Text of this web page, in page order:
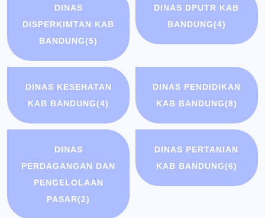
DINAS
DISPERKIMTAN KAB
BANDUNG(5)
DINAS DPUTR KAB
BANDUNG(4)
DINAS KESEHATAN
KAB BANDUNG(4)
DINAS PENDIDIKAN
KAB BANDUNG(8)
DINAS
PERDAGANGAN DAN
PENGELOLAAN
PASAR(2)
DINAS PERTANIAN
KAB BANDUNG(6)